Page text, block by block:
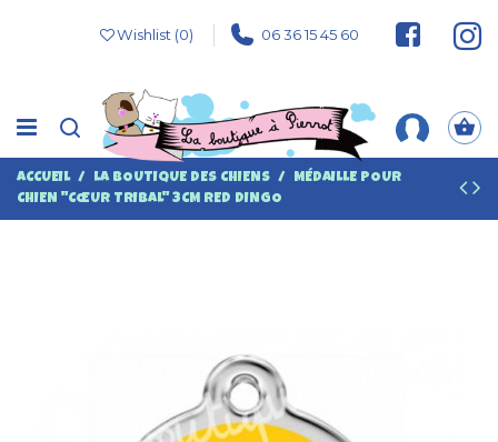
Wishlist (0) 06 36 15 45 60
ACCUEIL LA BOUTIQUE DES CHIENS
MÉDAILLE POUR
CHIEN "CŒUR TRIBAL" 3CM RED DINGO